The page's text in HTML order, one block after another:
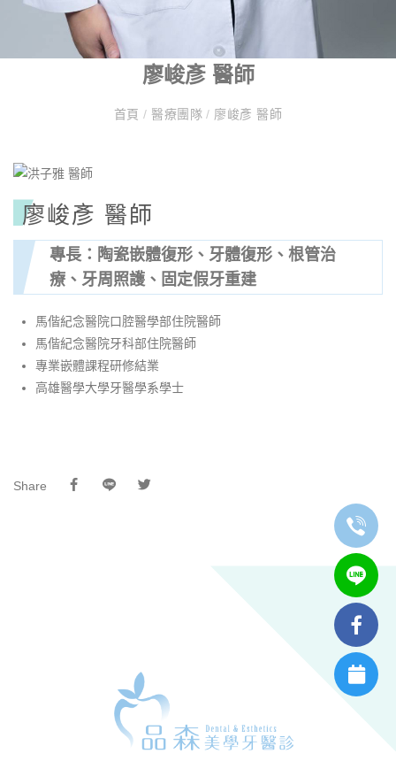
廖峻彥 醫師
首頁/ 醫療團隊/ 廖峻彥 醫師
廖峻彥 醫師
專長：陶瓷嵌體復形、牙體復形、根管治
療、牙周照護、固定假牙重建
馬偕紀念醫院口腔醫學部住院醫師
馬偕紀念醫院牙科部住院醫師
專業嵌體課程研修結業
高雄醫學大學牙醫學系學士
Share